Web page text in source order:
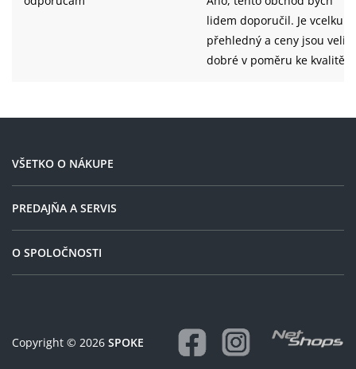
lidem doporučil. Je vcelku
přehledný a ceny jsou
dobré v poměru ke kvalitě
zpracování stránek
VŠETKO O NÁKUPE
PREDAJŇA A SERVIS
O SPOLOČNOSTI
Copyright © 2026 SPOKE